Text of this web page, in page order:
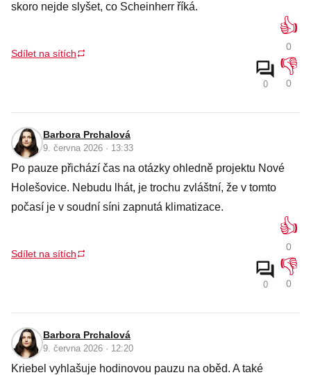
skoro nejde slyšet, co Scheinherr říká.
Sdílet na sítích
0
👍
0
👎
0
Barbora Prchalová
9. června 2026 · 13:33
Po pauze přichází čas na otázky ohledně projektu Nové
Holešovice. Nebudu lhát, je trochu zvláštní, že v tomto
počasí je v soudní síni zapnutá klimatizace.
Sdílet na sítích
0
👍
0
👎
0
Barbora Prchalová
9. června 2026 · 12:20
Kriebel vyhlašuje hodinovou pauzu na oběd. A také